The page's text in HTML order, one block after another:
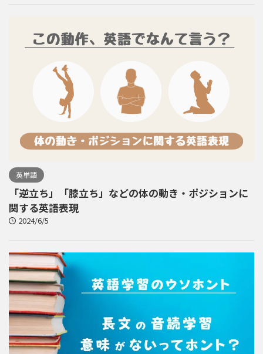
英単語
「逆立ち」「膝立ち」などの体の動き・ポジションに
関する英語表現
2024/6/5